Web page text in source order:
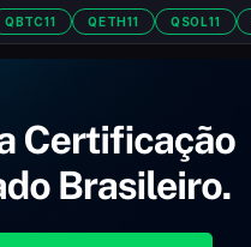
QBTC11 QETH11 QSOL11